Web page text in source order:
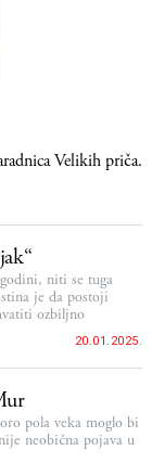
Velikih priča.
niti se tuga
je da postoji
ozbiljno
20.01.2025.
pola veka moglo bi
neobična pojava u